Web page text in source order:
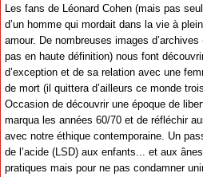
Les fans de Léonard Cohen (mais pas
d’un homme qui mordait dans la vie à
amour. De nombreuses images
pas en haute définition) nous font
d’exception et de sa relation avec une
de mort (il quittera d’ailleurs ce monde
Occasion de découvrir une époque de
marqua les années 60/70 et de réfléchir
avec notre éthique contemporaine. Un
de l’acide (LSD) aux enfants... et aux
pratiques mais pour ne pas condamner